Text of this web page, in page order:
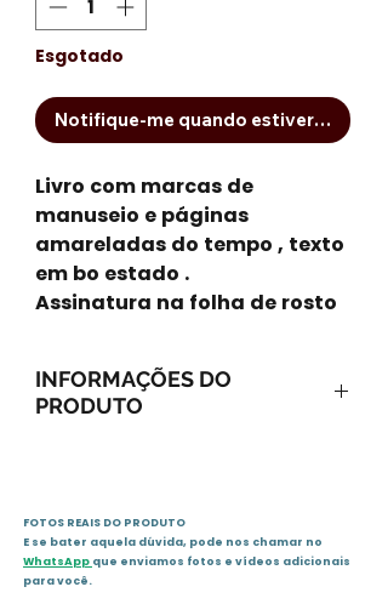
Esgotado
Notifique-me quando estiver
Livro com marcas de
manuseio e páginas
amareladas do tempo , texto
em bo estado .
Assinatura na folha de rosto
INFORMAÇÕES DO
PRODUTO
Idioma: português
Editora: Nova Fronteira
FOTOS REAIS DO PRODUTO
E se bater aquela dúvida, pode nos chamar no
WhatsApp que enviamos fotos e vídeos adicionais
para você.